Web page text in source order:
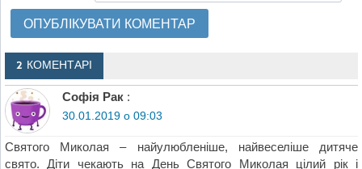
2 КОМЕНТАРІ
Софія Рак :
30.01.2019 о 09:03
Святого Миколая – найулюбленіше, найвеселіше дитяче
свято. Діти чекають на День Святого Миколая цілий рік і